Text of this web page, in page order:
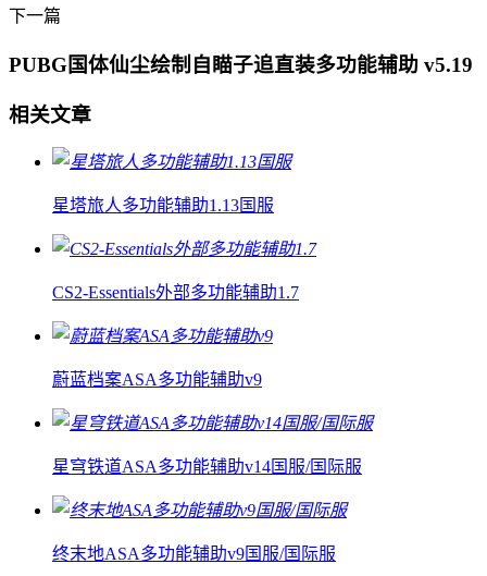
下一篇
PUBG国体仙尘绘制自瞄子追直装多功能辅助 v5.19
相关文章
星塔旅人多功能辅助1.13国服
CS2-Essentials外部多功能辅助1.7
蔚蓝档案ASA多功能辅助v9
星穹铁道ASA多功能辅助v14国服/国际服
终末地ASA多功能辅助v9国服/国际服